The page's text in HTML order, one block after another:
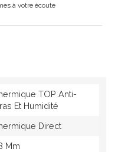
à votre écoute
TOP Anti-
Et Humidité
Direct
Mm